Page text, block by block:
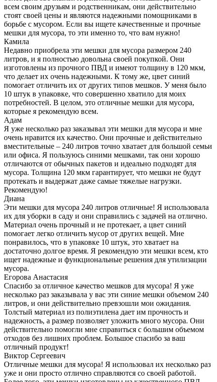
всем своим друзьям и родственникам, они действительно
стоят своей цены и являются надежными помощниками в
борьбе с мусором. Если вы ищете качественные и прочные
мешки для мусора, то эти именно то, что вам нужно!
Камила
Недавно приобрела эти мешки для мусора размером 240
литров, и я полностью довольна своей покупкой. Они
изготовлены из прочного ПВД и имеют толщину в 120 мкм,
что делает их очень надежными. К тому же, цвет синий
помогает отличить их от других типов мешков. У меня было
10 штук в упаковке, что совершенно хватило для моих
потребностей. В целом, это отличные мешки для мусора,
которые я рекомендую всем.
Адам
Я уже несколько раз заказывал эти мешки для мусора и мне
очень нравится их качество. Они прочные и действительно
вместительные – 240 литров точно хватает для большой семьи
или офиса. Я пользуюсь синими мешками, так они хорошо
отличаются от обычных пакетов и идеально подходят для
мусора. Толщина 120 мкм гарантирует, что мешки не будут
протекать и выдержат даже самые тяжелые нагрузки.
Рекомендую!
Диана
Эти мешки для мусора 240 литров отличные! Я использовала
их для уборки в саду и они справились с задачей на отлично.
Материал очень прочный и не протекает, а цвет синий
помогает легко отличить мусор от других вещей. Мне
понравилось, что в упаковке 10 штук, это хватает на
достаточно долгое время. Я рекомендую эти мешки всем, кто
ищет надежные и функциональные решения для утилизации
мусора.
Егорова Анастасия
Спасибо за отличное качество мешков для мусора! Я уже
несколько раз заказывала у вас эти синие мешки объемом 240
литров, и они действительно превзошли мои ожидания.
Толстый материал из полиэтилена дает им прочность и
надежность, а размер позволяет уложить много мусора. Они
действительно помогли мне справиться с большим объемом
отходов без лишних проблем. Большое спасибо за ваш
отличный продукт!
Виктор Сергеевич
Отличные мешки для мусора! Я использовал их несколько раз
уже и они просто отлично справляются со своей работой.